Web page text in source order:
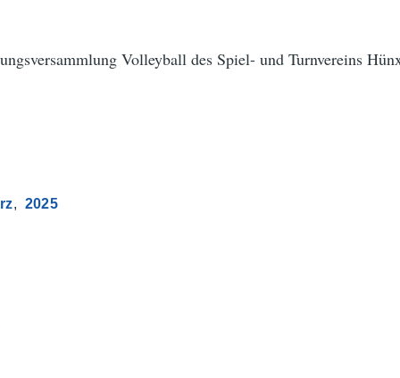
Volleyball des Spiel- und Turnvereins
2025